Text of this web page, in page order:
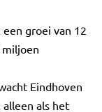
groei van 12
Eindhoven
als het